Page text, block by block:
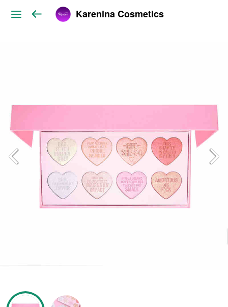
Karenina Cosmetics